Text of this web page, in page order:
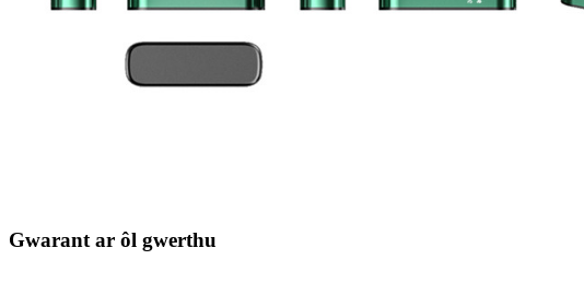
Gwarant ar ôl gwerthu